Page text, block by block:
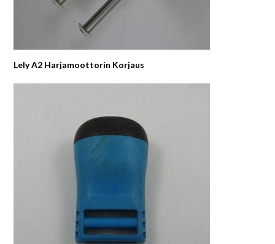
Lely A2 Harjamoottorin Korjaus